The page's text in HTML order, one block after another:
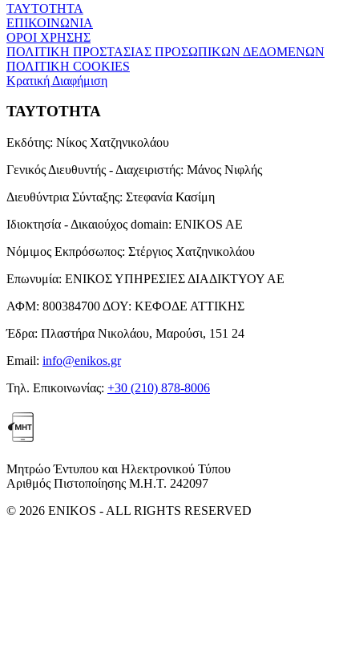
ΤΑΥΤΟΤΗΤΑ
ΕΠΙΚΟΙΝΩΝΙΑ
ΟΡΟΙ ΧΡΗΣΗΣ
ΠΟΛΙΤΙΚΗ ΠΡΟΣΤΑΣΙΑΣ ΠΡΟΣΩΠΙΚΩΝ ΔΕΔΟΜΕΝΩΝ
ΠΟΛΙΤΙΚΗ COOKIES
Κρατική Διαφήμιση
ΤΑΥΤΟΤΗΤΑ
Εκδότης: Νίκος Χατζηνικολάου
Γενικός Διευθυντής - Διαχειριστής: Μάνος Νιφλής
Διευθύντρια Σύνταξης: Στεφανία Κασίμη
Ιδιοκτησία - Δικαιούχος domain: ENIKOS AE
Νόμιμος Εκπρόσωπος: Στέργιος Χατζηνικολάου
Επωνυμία: ΕΝΙΚΟΣ ΥΠΗΡΕΣΙΕΣ ΔΙΑΔΙΚΤΥΟΥ ΑΕ
ΑΦΜ: 800384700 ΔΟΥ: ΚΕΦΟΔΕ ΑΤΤΙΚΗΣ
Έδρα: Πλαστήρα Νικολάου, Μαρούσι, 151 24
Email: info@enikos.gr
Τηλ. Επικοινωνίας: +30 (210) 878-8006
Μητρώο Έντυπου και Ηλεκτρονικού Τύπου
Αριθμός Πιστοποίησης Μ.Η.Τ. 242097
© 2026 ENIKOS - ALL RIGHTS RESERVED